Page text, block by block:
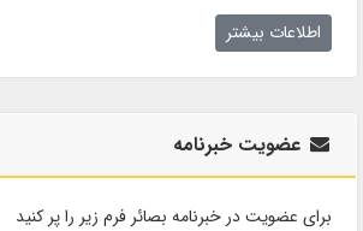
اطلاعات بیشتر
عضویت خبرنامه
برای عضویت در خبرنامه بصائر فرم زیر را پر کنید